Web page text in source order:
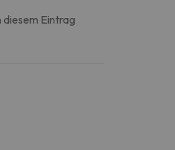
Eintrag